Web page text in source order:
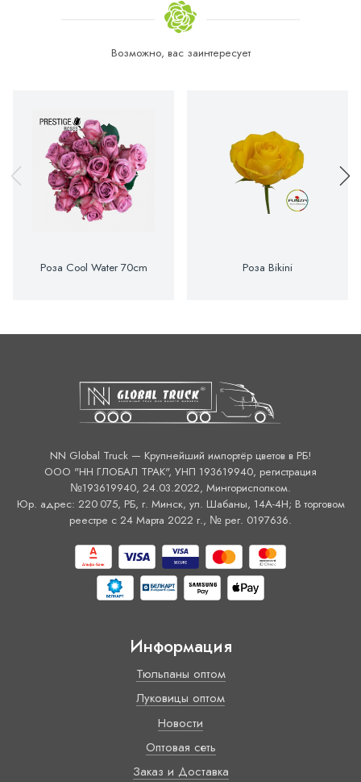
Возможно, вас заинтересует
Роза Cool Water 70cm Роза Bikini
NN Global Truck — Крупнейший импортёр цветов в РБ!
ООО "НН ГЛОБАЛ ТРАК", УНП 193619940, регистрация
№193619940, 24.03.2022, Мингорисполком.
Юр. адрес: 220 075, РБ, г. Минск, ул. Шабаны, 14А-4H; В торговом
реестре с 24 Марта 2022 г., № рег. 0197636.
Информация
Тюльпаны оптом
Луковицы оптом
Новости
Оптовая сеть
Заказ и Доставка